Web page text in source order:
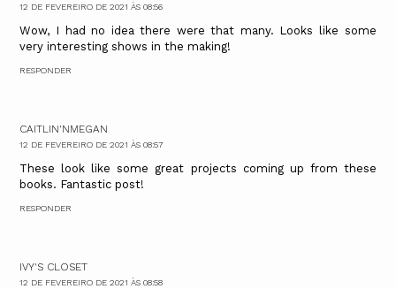
12 DE FEVEREIRO DE 2021 ÀS 08:56
Wow, I had no idea there were that many. Looks like some
very interesting shows in the making!
RESPONDER
CAITLIN'NMEGAN
12 DE FEVEREIRO DE 2021 ÀS 08:57
These look like some great projects coming up from these
books. Fantastic post!
RESPONDER
IVY'S CLOSET
12 DE FEVEREIRO DE 2021 ÀS 08:58